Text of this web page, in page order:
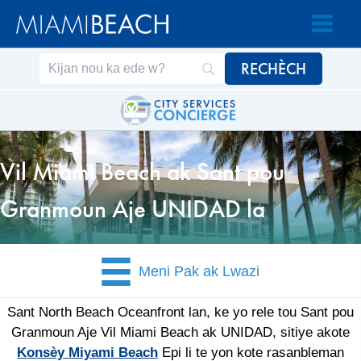
nan
nan
Vil Miami Beach ak Sant pou
Granmoun Aje UNIDAD la
Meni Pak ak Lwazi
Sant North Beach Oceanfront lan, ke yo rele tou Sant pou
Granmoun Aje Vil Miami Beach ak UNIDAD, sitiye akote
Konsèy Miyami Beach Epi li te yon kote rasanbleman